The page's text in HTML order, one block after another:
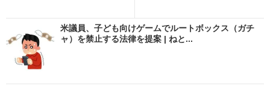
米議員、子ども向けゲームでルートボックス（ガチ
ャ）を禁止する法律を提案 | ねと...